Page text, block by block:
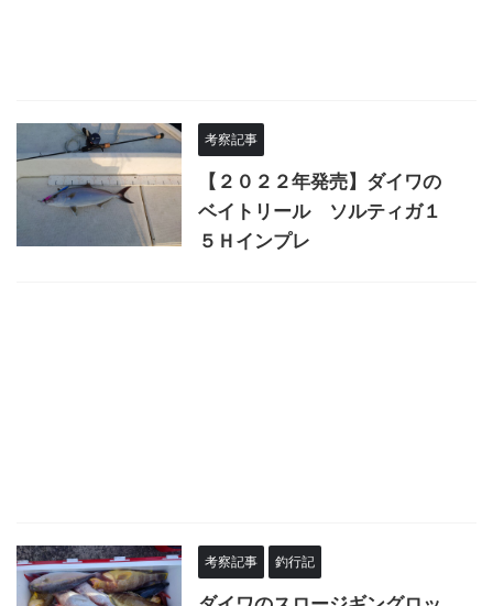
考察記事
【２０２２年発売】ダイワの
ベイトリール ソルティガ１
５Ｈインプレ
考察記事 釣行記